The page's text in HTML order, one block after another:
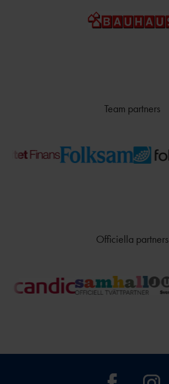
Team partners
Officiella partners